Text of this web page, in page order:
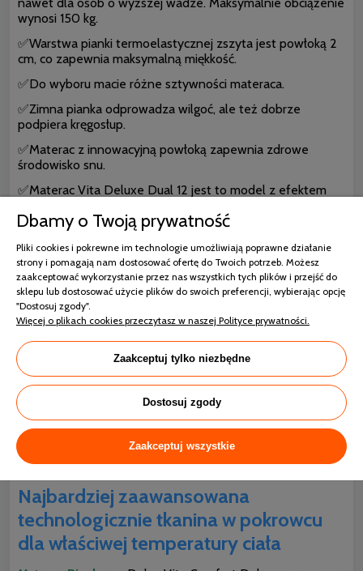
wynosi 150 kg.
✅Warstwa pianki termoelastycznej zszyta jest powłoką 2
cm, co zapewnia maksymalną miękkość.
✅Do wyboru macie różne sztywności materaca.
✅Zimna pianka odprowadza wilgoć, ale też dobrze
podpiera kręgosłup.
✅Materac z innowacyjną powłoką zapewnia zdrowe
środowisko snu.
✅Materac Vita Deluxe Dual 12 jest to model z efektem
także nóg, zatem będzie też dobrym wyborem dla osób z
Najbardziej zaawansowana
technologicznie tkanina w pokrowcu
dla właściwej temperatury ciała
Dbamy o Twoją prywatność
Pliki cookies i pokrewne im technologie umożliwiają poprawne działanie
strony i pomagają nam dostosować ofertę do Twoich potrzeb. Możesz
zaakceptować wykorzystanie przez nas wszystkich tych plików i przejść do
sklepu lub dostosować użycie plików do swoich preferencji, wybierając opcję
"Dostosuj zgody".
Więcej o plikach cookies przeczytasz w naszej Polityce prywatności.
Zaakceptuj tylko niezbędne
Dostosuj zgody
Zaakceptuj wszystkie